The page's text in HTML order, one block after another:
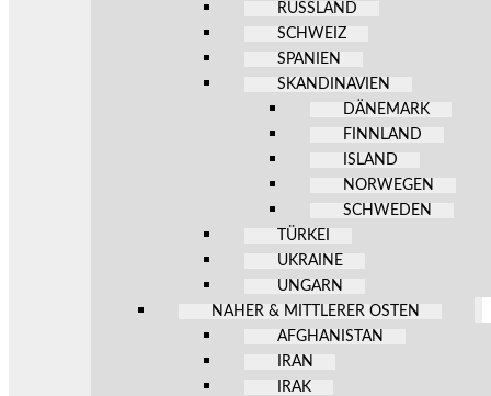
RUSSLAND
SCHWEIZ
SPANIEN
SKANDINAVIEN
DÄNEMARK
FINNLAND
ISLAND
NORWEGEN
SCHWEDEN
TÜRKEI
UKRAINE
UNGARN
NAHER & MITTLERER OSTEN
AFGHANISTAN
IRAN
IRAK